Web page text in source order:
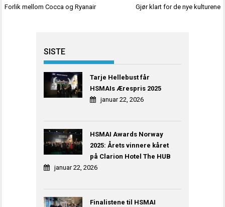
Innleggsnavigasjon
Forlik mellom Cocca og Ryanair Gjør klart for de nye kulturene
SISTE
Tarje Hellebust får
HSMAIs Ærespris 2025
januar 22, 2026
HSMAI Awards Norway
2025: Årets vinnere kåret
på Clarion Hotel The HUB
januar 22, 2026
Finalistene til HSMAI